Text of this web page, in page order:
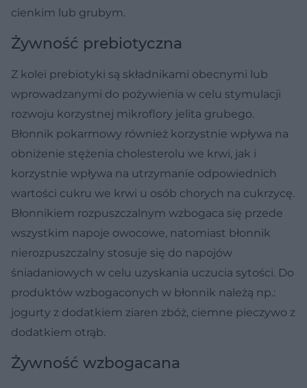
cienkim lub grubym.
Żywność prebiotyczna
Z kolei prebiotyki są składnikami obecnymi lub
wprowadzanymi do pożywienia w celu stymulacji
rozwoju korzystnej mikroflory jelita grubego.
Błonnik pokarmowy również korzystnie wpływa na
obniżenie stężenia cholesterolu we krwi, jak i
korzystnie wpływa na utrzymanie odpowiednich
wartości cukru we krwi u osób chorych na cukrzycę.
Błonnikiem rozpuszczalnym wzbogaca się przede
wszystkim napoje owocowe, natomiast błonnik
nierozpuszczalny stosuje się do napojów
śniadaniowych w celu uzyskania uczucia sytości. Do
produktów wzbogaconych w błonnik należą np.:
jogurty z dodatkiem ziaren zbóż, ciemne pieczywo z
dodatkiem otrąb.
Żywność wzbogacana